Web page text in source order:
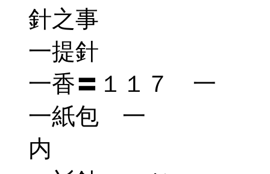
針之事
一提針
一香〓１１７ 一
一紙包 一
内